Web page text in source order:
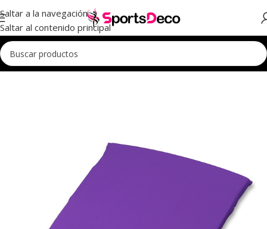
Saltar a la navegación
Saltar al contenido principal
Inicio Entrenamiento Protectores